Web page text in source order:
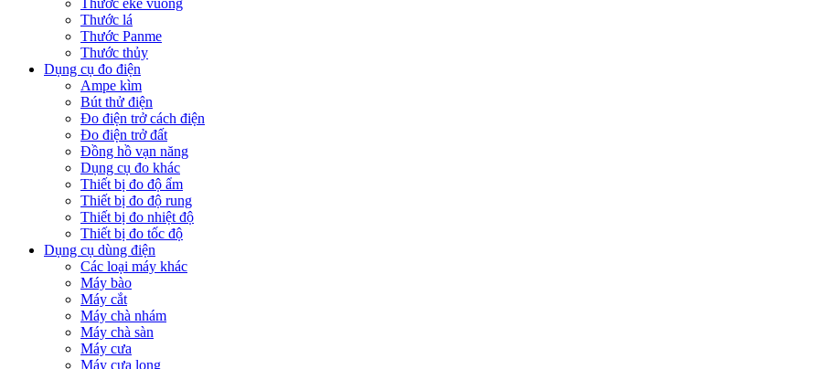
Thước eke vuông
Thước lá
Thước Panme
Thước thủy
Dụng cụ đo điện
Ampe kìm
Bút thử điện
Đo điện trở cách điện
Đo điện trở đất
Đồng hồ vạn năng
Dụng cụ đo khác
Thiết bị đo độ ẩm
Thiết bị đo độ rung
Thiết bị đo nhiệt độ
Thiết bị đo tốc độ
Dụng cụ dùng điện
Các loại máy khác
Máy bào
Máy cắt
Máy chà nhám
Máy chà sàn
Máy cưa
Máy cưa lọng